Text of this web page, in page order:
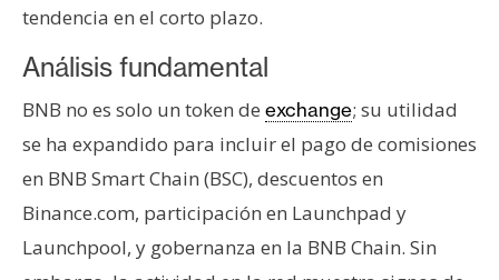
tendencia en el corto plazo.
Análisis fundamental
BNB no es solo un token de exchange; su utilidad
se ha expandido para incluir el pago de comisiones
en BNB Smart Chain (BSC), descuentos en
Binance.com, participación en Launchpad y
Launchpool, y gobernanza en la BNB Chain. Sin